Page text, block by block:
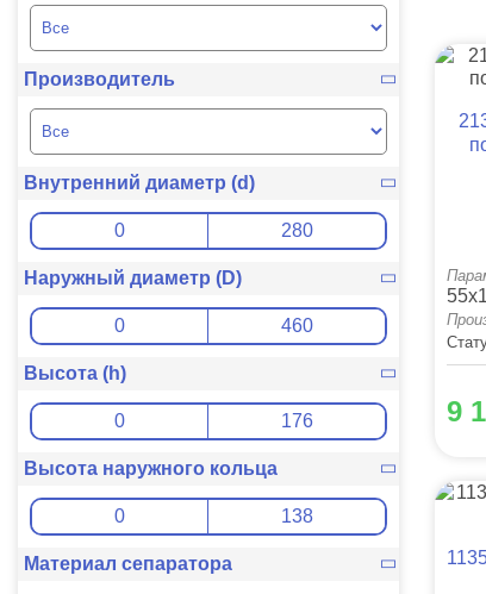
Производитель
Внутренний диаметр (d)
Наружный диаметр (D)
Высота (h)
Высота наружного кольца
Материал сепаратора
9